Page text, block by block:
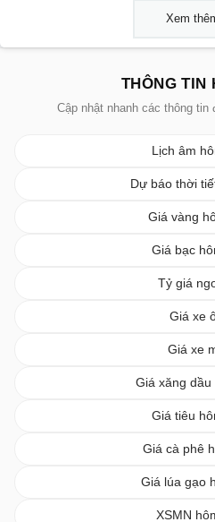
Xem
THÔNG TIN
Cập nhật nhanh các thông
Lịch âm
Dự báo thời
Giá vàng
Giá bạc
Tỷ giá
Giá xe
Giá xe
Giá xăng dầu
Giá tiêu
Giá cà phê
Giá lúa gạo
XSMN